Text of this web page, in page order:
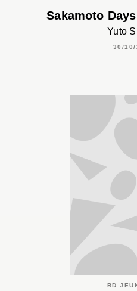
Sakamoto
Yuto
30/10/
BD